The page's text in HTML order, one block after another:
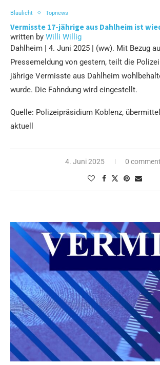
Blaulicht Topnews
Vermisste 17-jährige aus Dahlheim ist
written by Willi Willig
Dahlheim | 4. Juni 2025 | (ww). Mit Bezug
Pressemeldung von gestern, teilt die
jährige Vermisste aus Dahlheim
wurde. Die Fahndung wird eingestellt.
Quelle: Polizeipräsidium Koblenz,
aktuell
4. Juni 2025 0